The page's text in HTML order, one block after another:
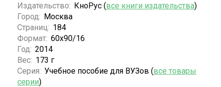
Издательство: КноРус (все книги издательства)
Город: Москва
Страниц: 184
Формат: 60х90/16
Год: 2014
Вес: 173 г
Серия: Учебное пособие для ВУЗов (все товары
серии)